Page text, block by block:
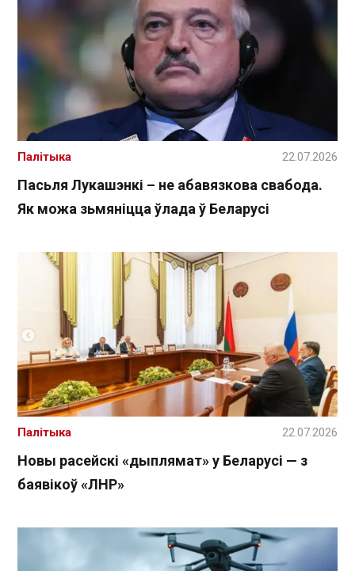
Пасьля Лукашэнкі – не абавязкова свабода.
Як можа зьмяніцца ўлада ў Беларусі
Палітыка 22.07.2026
Новы расейскі «дыплямат» у Беларусі — з
баявікоў «ЛНР»
Палітыка 22.07.2026